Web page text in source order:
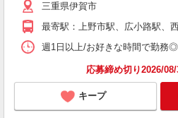
三重県伊賀市
最寄駅：上野市駅、広小路駅、
週1日以上/お好きな時間で勤務
応募締め切り2026/
キープ